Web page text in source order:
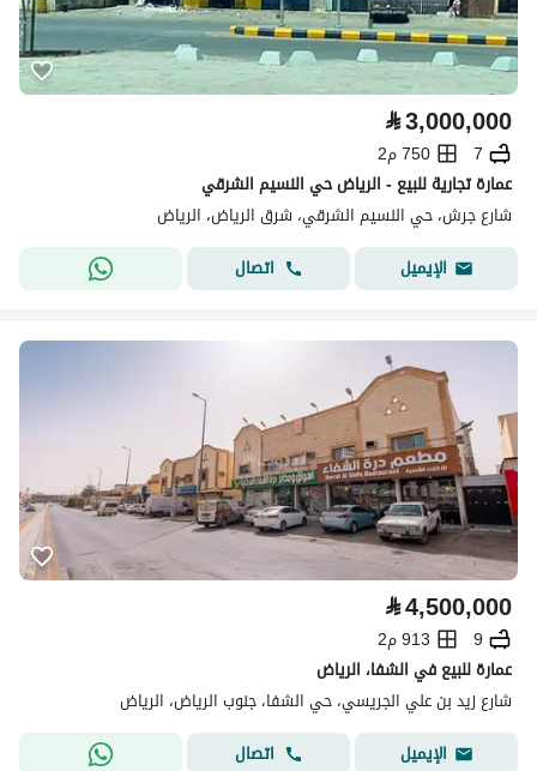
⃁3,000,000
7
750 م2
عمارة تجارية للبيع - الرياض حي النسيم الشرقي
شارع جرش، حي النسيم الشرقي، شرق الرياض، الرياض
الإيميل
اتصال
⃁4,500,000
9
913 م2
عمارة للبيع في الشفا، الرياض
شارع زيد بن علي الجريسي، حي الشفا، جنوب الرياض، الرياض
الإيميل
اتصال